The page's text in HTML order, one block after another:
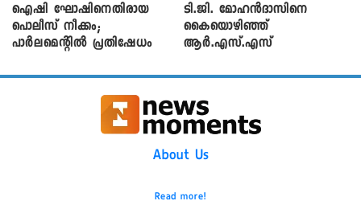
ഐഷി ഘോഷിനെതിരായ
പൊലീസ് നീക്കം;
പാര്‍ലമെന്റിൽ പ്രതിഷേധം
ടി.ജി. മോഹൻദാസിനെ
കൈയൊഴിഞ്ഞ്
ആർ.എസ്.എസ്
About Us
Read more!